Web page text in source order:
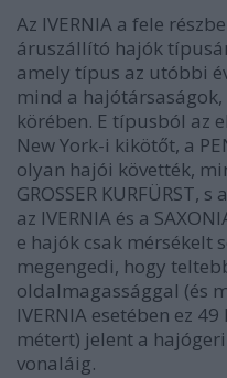
Az IVERNIA a fele
áruszállító hajók
amely típus az utóbbi
mind a
körében. E típusból az
New York-i kikötőt, a
olyan hajói követték,
GROSSER
az IVERNIA és a
e hajók csak mérsékelt
megengedi, hogy
oldalmagassággal (és
IVERNIA esetében ez
métert) jelent a
vonaláig.